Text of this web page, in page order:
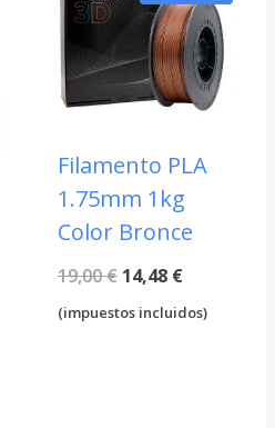
Filamento PLA
1.75mm 1kg
Color Bronce
19,00€ El
precio
14,48 €El
precio
(impuestos incluidos)